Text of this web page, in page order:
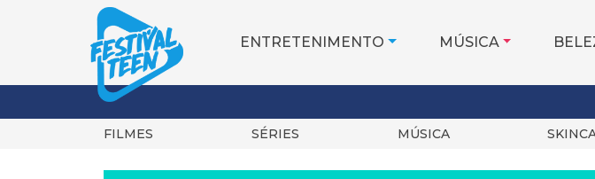
ENTRETENIMENTO MÚSICA
FILMES SÉRIES MÚSICA